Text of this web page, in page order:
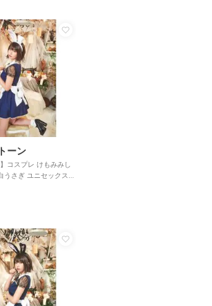
ーン
コスプレ けもみみし
うさぎ ユニセックス